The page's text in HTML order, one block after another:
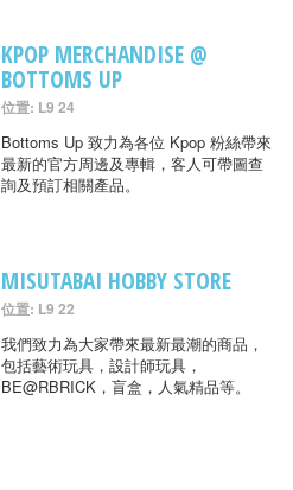
KPOP MERCHANDISE @
BOTTOMS UP
位置: L9 24
Bottoms Up 致力為各位 Kpop 粉絲帶來
最新的官方周邊及專輯，客人可帶圖查
詢及預訂相關產品。
MISUTABAI HOBBY STORE
位置: L9 22
我們致力為大家帶來最新最潮的商品，
包括藝術玩具，設計師玩具，
BE@RBRICK，盲盒，人氣精品等。